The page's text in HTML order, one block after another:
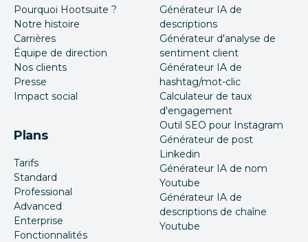
Pourquoi Hootsuite ?
Notre histoire
Carrières
Équipe de direction
Nos clients
Presse
Impact social
Plans
Tarifs
Standard
Professional
Advanced
Enterprise
Fonctionnalités
Générateur IA de
descriptions
Générateur d'analyse de
sentiment client
Générateur IA de
hashtag/mot-clic
Calculateur de taux
d'engagement
Outil SEO pour Instagram
Générateur de post
Linkedin
Générateur IA de nom
Youtube
Générateur IA de
descriptions de chaîne
Youtube